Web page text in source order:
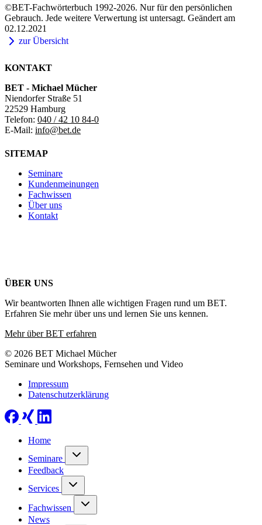
©BET-Fachwörterbuch 1992-2026. Nur für den persönlichen
Gebrauch. Jede weitere Verwertung ist untersagt. Geändert am
02.12.2021
zur Übersicht
KONTAKT
BET - Michael Mücher
Niendorfer Straße 51
22529 Hamburg
Telefon: 040 / 42 10 84-0
E-Mail: info@bet.de
SITEMAP
Seminare
Kundenmeinungen
Fachwissen
Über uns
Kontakt
ÜBER UNS
Wir beantworten Ihnen alle wichtigen Fragen rund um BET.
Erfahren Sie mehr über uns und lernen Sie uns kennen.
Mehr über BET erfahren
© 2026 BET Michael Mücher
Seminare und Workshops, Fernsehen und Video
Impressum
Datenschutzerklärung
Home
Seminare
Feedback
Services
Fachwissen
News